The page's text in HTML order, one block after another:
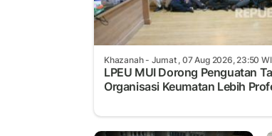
Khazanah- Jumat , 07 Aug 2026, 23:50
LPEU MUI Dorong Penguatan
Organisasi Keumatan Lebih